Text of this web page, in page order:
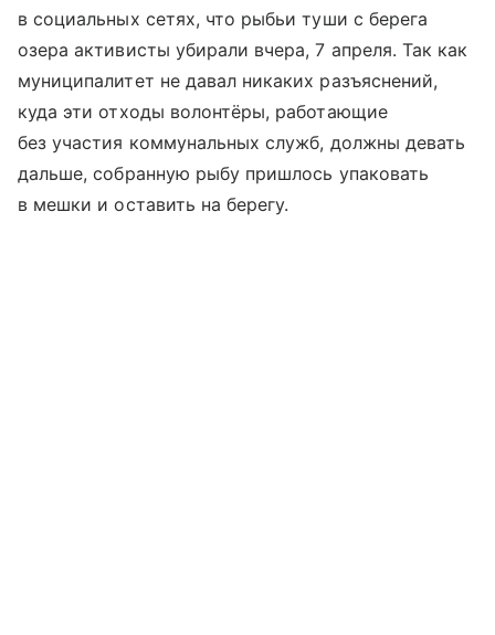
в социальных сетях, что рыбьи туши с берега
озера активисты убирали вчера, 7 апреля. Так как
муниципалитет не давал никаких разъяснений,
куда эти отходы волонтёры, работающие
без участия коммунальных служб, должны девать
дальше, собранную рыбу пришлось упаковать
в мешки и оставить на берегу.